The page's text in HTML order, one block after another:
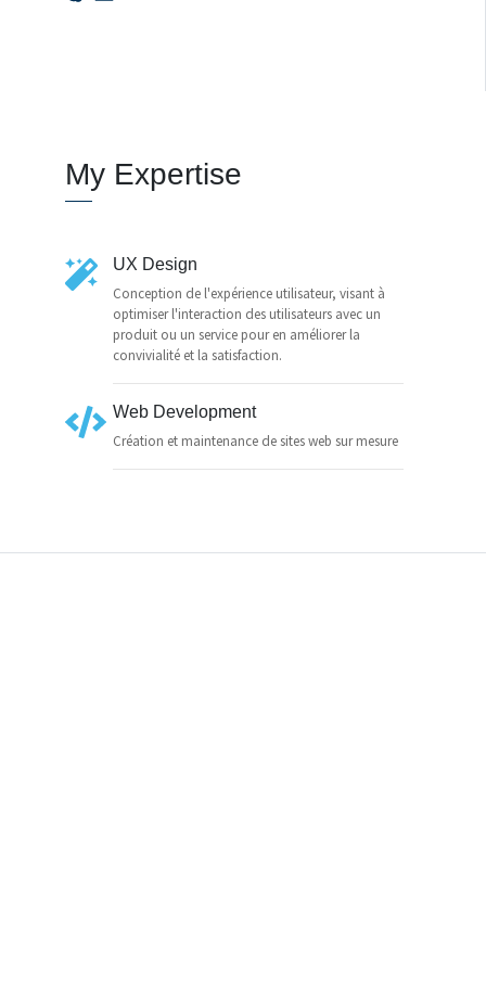
My Expertise
UX Design
Conception de l'expérience utilisateur, visant à
optimiser l'interaction des utilisateurs avec un
produit ou un service pour en améliorer la
convivialité et la satisfaction.
Web Development
Création et maintenance de sites web sur mesure